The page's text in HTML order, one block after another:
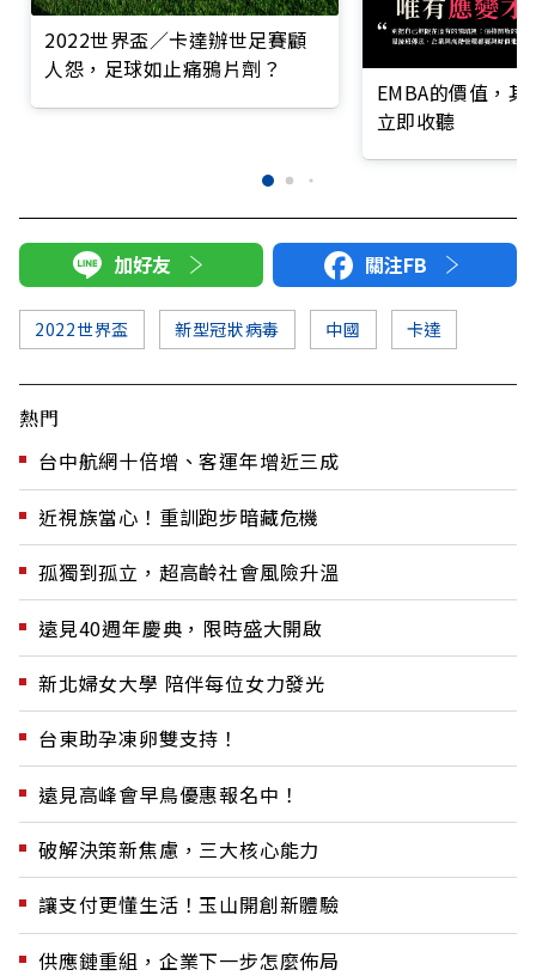
2022世界盃／卡達辦世足賽顧
人怨，足球如止痛鴉片劑？
EMBA的價值，
立即收聽
加好友 關注FB
2022世界盃 新型冠狀病毒 中國 卡達
熱門
台中航網十倍增、客運年增近三成
近視族當心！重訓跑步暗藏危機
孤獨到孤立，超高齡社會風險升溫
遠見40週年慶典，限時盛大開啟
新北婦女大學 陪伴每位女力發光
台東助孕凍卵雙支持！
遠見高峰會早鳥優惠報名中！
破解決策新焦慮，三大核心能力
讓支付更懂生活！玉山開創新體驗
供應鏈重組，企業下一步怎麼佈局